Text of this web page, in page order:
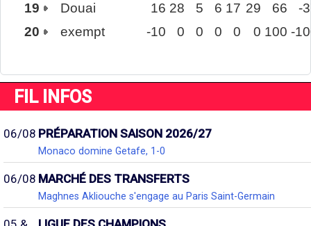
19
Douai 16 28 5 6 17 29 66
-
20
exempt -10 0 0 0 0 0 100 -
FIL INFOS
06/08 PRÉPARATION SAISON 2026/27
Monaco domine Getafe, 1-0
06/08 MARCHÉ DES TRANSFERTS
Maghnes Akliouche s'engage au Paris Saint-Germain